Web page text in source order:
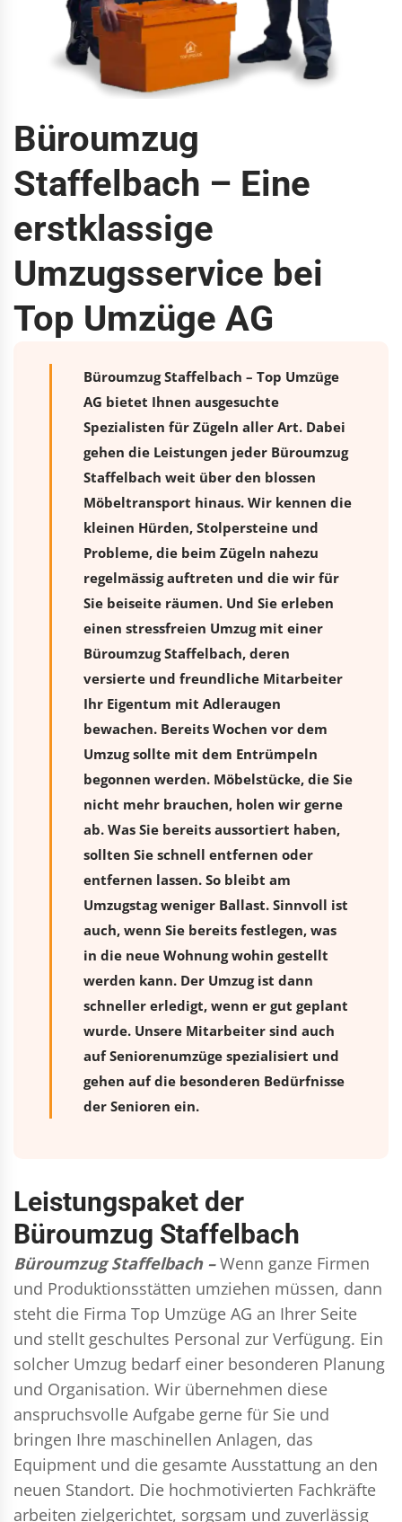
Büroumzug
Staffelbach – Eine
erstklassige
Umzugsservice bei
Top Umzüge AG
Büroumzug Staffelbach – Top Umzüge
AG bietet Ihnen ausgesuchte
Spezialisten für Zügeln aller Art. Dabei
gehen die Leistungen jeder Büroumzug
Staffelbach weit über den blossen
Möbeltransport hinaus. Wir kennen die
kleinen Hürden, Stolpersteine und
Probleme, die beim Zügeln nahezu
regelmässig auftreten und die wir für
Sie beiseite räumen. Und Sie erleben
einen stressfreien Umzugmit einer
Büroumzug Staffelbach, deren
versierte und freundliche Mitarbeiter
Ihr Eigentum mit Adleraugen
bewachen. Bereits Wochen vor dem
Umzug sollte mit dem Entrümpeln
begonnen werden. Möbelstücke, die Sie
nicht mehr brauchen, holen wir gerne
ab. Was Sie bereits aussortiert haben,
sollten Sie schnell entfernen oder
entfernen lassen. So bleibt am
Umzugstag weniger Ballast. Sinnvoll ist
auch, wenn Sie bereits festlegen, was
in die neue Wohnung wohin gestellt
werden kann. Der Umzug ist dann
schneller erledigt, wenn er gut geplant
wurde. Unsere Mitarbeiter sind auch
auf Seniorenumzüge spezialisiert und
gehen auf die besonderen Bedürfnisse
der Senioren ein.
Leistungspaket der
Büroumzug Staffelbach
Büroumzug Staffelbach – Wenn ganze Firmen
und Produktionsstätten umziehen müssen, dann
steht die Firma Top Umzüge AG an Ihrer Seite
und stellt geschultes Personal zur Verfügung. Ein
solcher Umzug bedarf einer besonderen Planung
und Organisation. Wir übernehmen diese
anspruchsvolle Aufgabe gerne für Sie und
bringen Ihre maschinellen Anlagen, das
Equipment und die gesamte Ausstattung an den
neuen Standort. Die hochmotivierten Fachkräfte
arbeiten zielgerichtet, sorgsam und zuverlässig